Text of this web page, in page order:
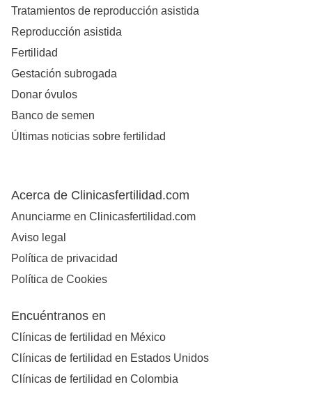
Tratamientos de reproducción asistida
Reproducción asistida
Fertilidad
Gestación subrogada
Donar óvulos
Banco de semen
Últimas noticias sobre fertilidad
Acerca de Clinicasfertilidad.com
Anunciarme en Clinicasfertilidad.com
Aviso legal
Política de privacidad
Política de Cookies
Encuéntranos en
Clínicas de fertilidad en México
Clínicas de fertilidad en Estados Unidos
Clínicas de fertilidad en Colombia